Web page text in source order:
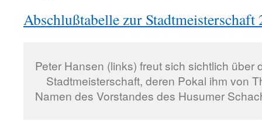
Abschlußtabelle zur Stadtmeisterschaft
Peter Hansen (links) freut sich sichtlich über
Stadtmeisterschaft, deren Pokal ihm von
Namen des Vorstandes des Husumer